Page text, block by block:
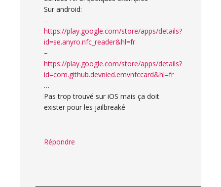
Sur android:
–
https://play.google.com/store/apps/details?
id=se.anyro.nfc_reader&hl=fr
–
https://play.google.com/store/apps/details?
id=com.github.devnied.emvnfccard&hl=fr
…
Pas trop trouvé sur iOS mais ça doit
exister pour les jailbreaké
Répondre